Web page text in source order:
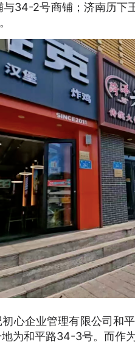
34-2号商铺；济南历下
心企业管理有限公司和
为和平路34-3号。而作